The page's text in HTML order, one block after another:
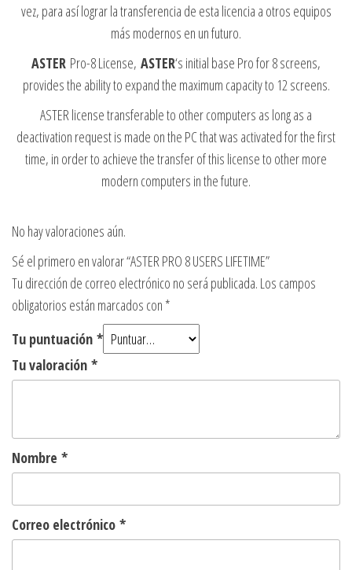
vez, para así lograr la transferencia de esta licencia a otros equipos
más modernos en un futuro.
ASTER Pro-8 License, ASTER‘s initial base Pro for 8 screens,
provides the ability to expand the maximum capacity to 12 screens.
ASTER license transferable to other computers as long as a
deactivation request is made on the PC that was activated for the first
time, in order to achieve the transfer of this license to other more
modern computers in the future.
No hay valoraciones aún.
Sé el primero en valorar “ASTER PRO 8 USERS LIFETIME”
Tu dirección de correo electrónico no será publicada. Los campos
obligatorios están marcados con *
Tu puntuación *
Tu valoración *
Nombre *
Correo electrónico *